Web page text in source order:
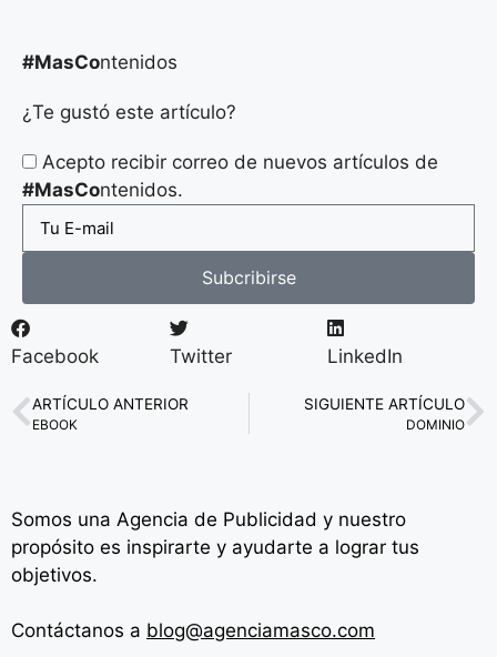
#MasContenidos
¿Te gustó este artículo?
Acepto recibir correo de nuevos artículos de
#MasContenidos.
Subcribirse
Facebook Twitter LinkedIn
ARTÍCULO ANTERIOR
EBOOK
SIGUIENTE ARTÍCULO
DOMINIO
Somos una Agencia de Publicidad y nuestro
propósito es inspirarte y ayudarte a lograr tus
objetivos.
Contáctanos a blog@agenciamasco.com